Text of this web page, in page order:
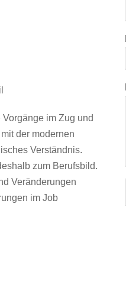
im Zug und
der modernen
Verständnis.
zum Berufsbild.
Veränderungen
im Job